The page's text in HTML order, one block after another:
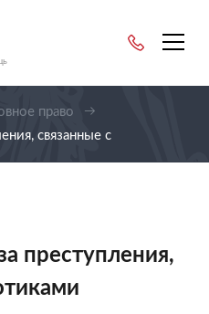
право
связанные с
преступления,